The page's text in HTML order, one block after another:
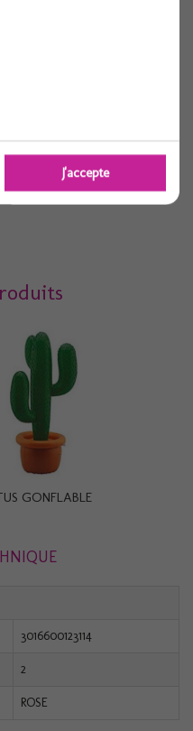
GONFLABLE
3016600123114
2
ROSE
J'accepte